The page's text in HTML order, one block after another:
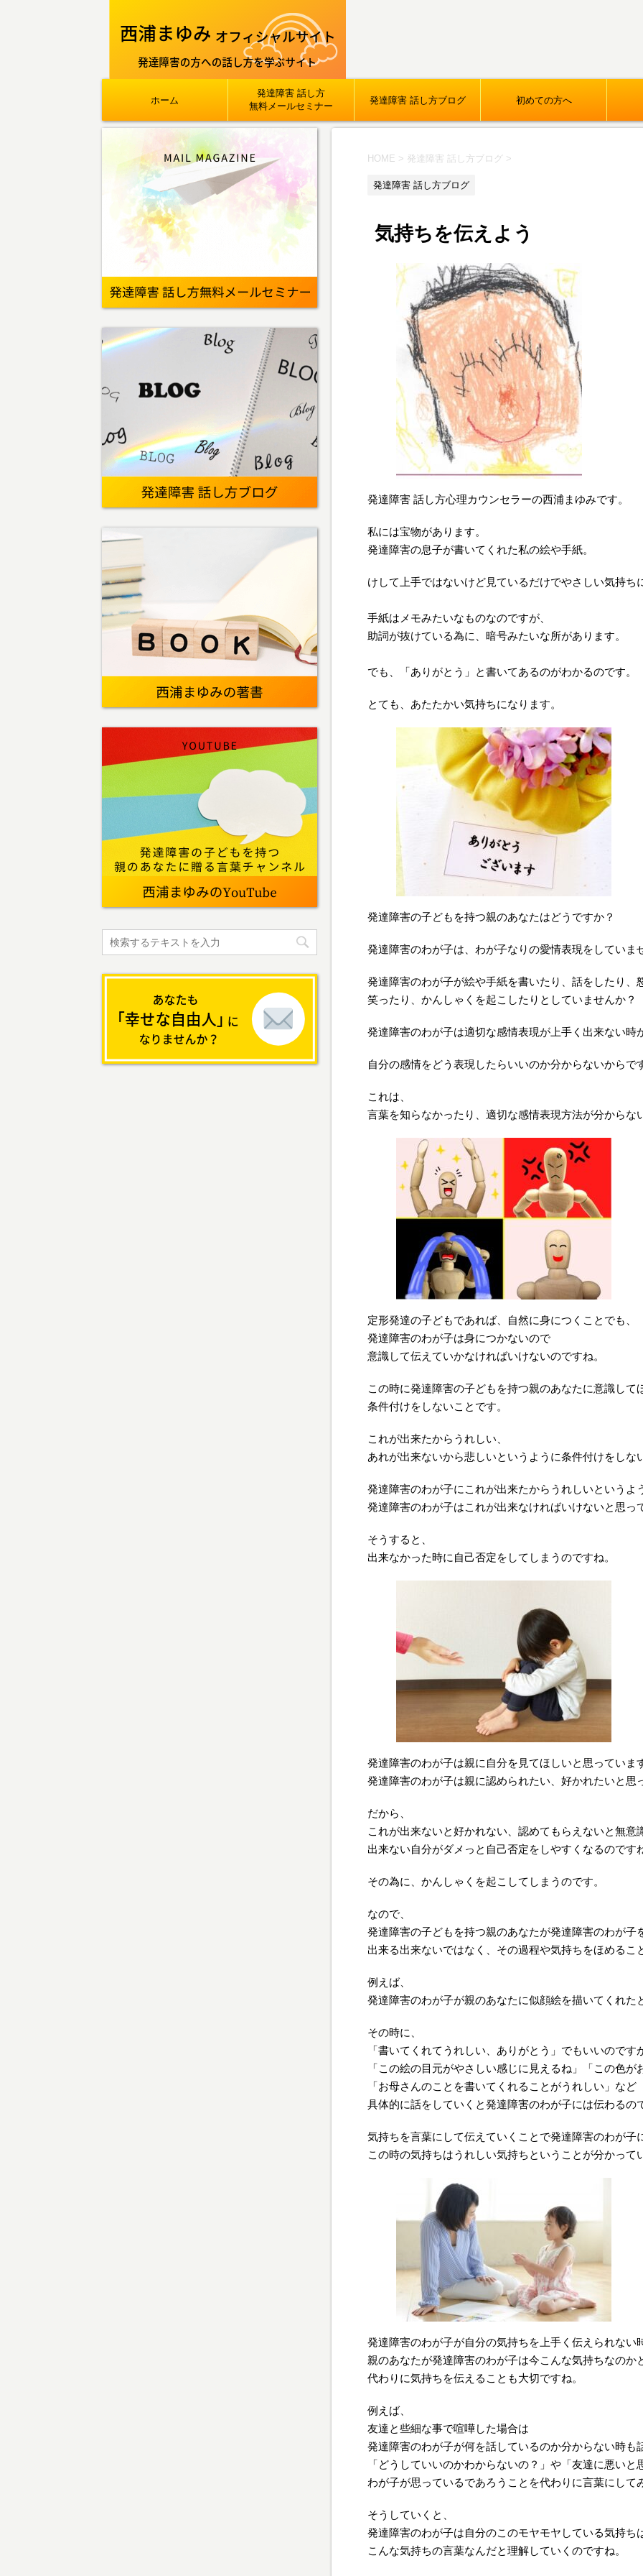
ホーム
発達障害 話し方
無料メールセミナー
発達障害 話し方ブログ 初めての方へ
HOME > 発達障害 話し方ブログ >
発達障害 話し方ブログ
気持ちを伝えよう
発達障害 話し方心理カウンセラーの西浦まゆみです。
私には宝物があります。
発達障害の息子が書いてくれた私の絵や手紙。
けして上手ではないけど見ているだけでやさしい気持ち
手紙はメモみたいなものなのですが、
助詞が抜けている為に、暗号みたいな所があります。
でも、「ありがとう」と書いてあるのがわかるのです。
とても、あたたかい気持ちになります。
発達障害の子どもを持つ親のあなたはどうですか？
発達障害のわが子は、わが子なりの愛情表現をしていま
発達障害のわが子が絵や手紙を書いたり、話をしたり、
笑ったり、かんしゃくを起こしたりとしていませんか？
発達障害のわが子は適切な感情表現が上手く出来ない時
自分の感情をどう表現したらいいのか分からないからで
これは、
言葉を知らなかったり、適切な感情表現方法が分からな
定形発達の子どもであれば、自然に身につくことでも、
発達障害のわが子は身につかないので
意識して伝えていかなければいけないのですね。
この時に発達障害の子どもを持つ親のあなたに意識して
条件付けをしないことです。
これが出来たからうれしい、
あれが出来ないから悲しいというように条件付けをしな
発達障害のわが子にこれが出来たからうれしいというよ
発達障害のわが子はこれが出来なければいけないと思っ
そうすると、
出来なかった時に自己否定をしてしまうのですね。
発達障害のわが子は親に自分を見てほしいと思っていま
発達障害のわが子は親に認められたい、好かれたいと思
だから、
これが出来ないと好かれない、認めてもらえないと無意
出来ない自分がダメっと自己否定をしやすくなるのです
その為に、かんしゃくを起こしてしまうのです。
なので、
発達障害の子どもを持つ親のあなたが発達障害のわが子
出来る出来ないではなく、その過程や気持ちをほめるこ
例えば、
発達障害のわが子が親のあなたに似顔絵を描いてくれた
その時に、
「書いてくれてうれしい、ありがとう」でもいいのです
「この絵の目元がやさしい感じに見えるね」「この色が
「お母さんのことを書いてくれることがうれしい」など
具体的に話をしていくと発達障害のわが子には伝わるの
気持ちを言葉にして伝えていくことで発達障害のわが子
この時の気持ちはうれしい気持ちということが分かって
発達障害のわが子が自分の気持ちを上手く伝えられない
親のあなたが発達障害のわが子は今こんな気持ちなのか
代わりに気持ちを伝えることも大切ですね。
例えば、
友達と些細な事で喧嘩した場合は
発達障害のわが子が何を話しているのか分からない時も
「どうしていいのかわからないの？」や「友達に悪いと
わが子が思っているであろうことを代わりに言葉にして
そうしていくと、
発達障害のわが子は自分のこのモヤモヤしている気持ち
こんな気持ちの言葉なんだと理解していくのですね。